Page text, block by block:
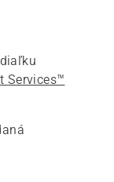
Services™